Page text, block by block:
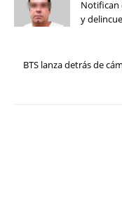
Notifican
y
BTS lanza detrás de